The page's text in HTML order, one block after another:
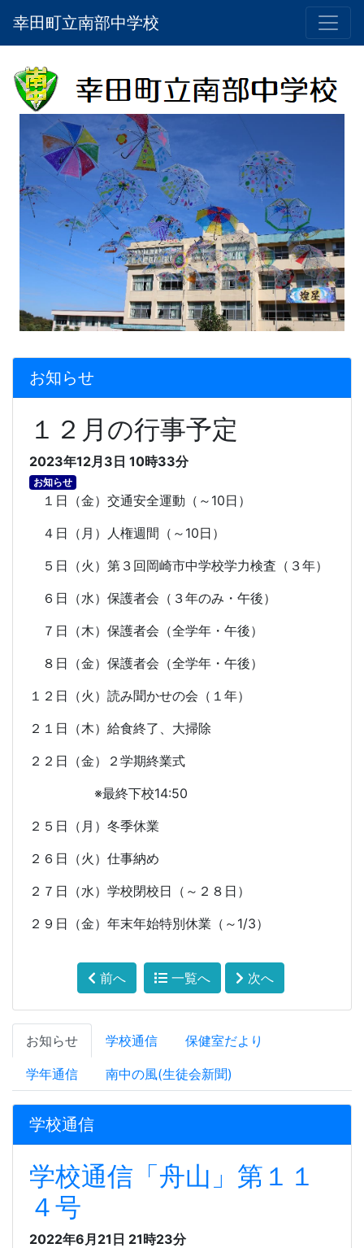
幸田町立南部中学校
お知らせ
１２月の行事予定
2023年12月3日 10時33分
お知らせ
１日（金）交通安全運動（～ 10日）
４日（月）人権週間（～ 10日）
５日（火）第３回岡崎市中学校学力検査（３年）
６日（水）保護者会（３年のみ・午後）
７日（木）保護者会（全学年・午後）
８日（金）保護者会（全学年・午後）
１２日（火）読み聞かせの会（１年）
２１日（木）給食終了、大掃除
２２日（金）２学期終業式
※最終下校14:50
２５日（月）冬季休業
２６日（火）仕事納め
２７日（水）学校閉校日（～２８日）
２９日（金）年末年始特別休業（～ 1/3）
前へ 一覧へ 次へ
お知らせ 学校通信 保健室だより
学年通信 南中の風(生徒会新聞)
学校通信
学校通信「舟山」第１１
４号
2022年6月21日 21時23分